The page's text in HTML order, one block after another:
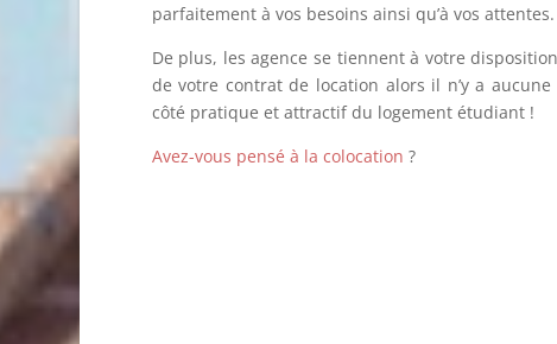
parfaitement à vos besoins ainsi qu’à vos attentes.
De plus, les agence se tiennent à votre
de votre contrat de location alors il n’y a
côté pratique et attractif du logement étudiant !
Avez-vous pensé à la colocation ?